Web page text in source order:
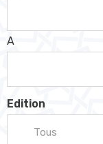
A
Edition
Tous